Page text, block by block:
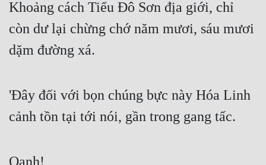
Khoảng cách Tiểu Đô Sơn địa giới, chỉ
còn dư lại chừng chớ năm mươi, sáu mươi
dặm đường xá.
'Đây đối với bọn chúng bực này Hóa Linh
cảnh tồn tại tới nói, gần trong gang tấc.
Oanh!